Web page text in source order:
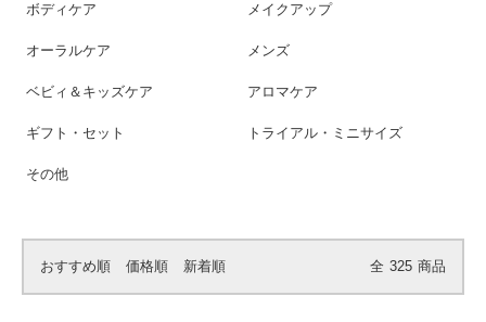
ボディケア メイクアップ
オーラルケア メンズ
ベビィ＆キッズケア アロマケア
ギフト・セット トライアル・ミニサイズ
その他
おすすめ順 価格順 新着順 全 325 商品